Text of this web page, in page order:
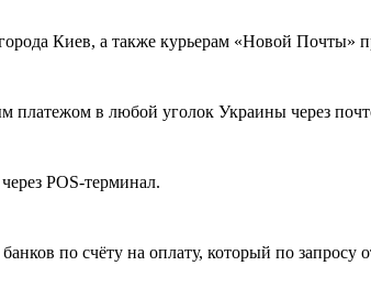
Киев, а также курьерам «Новой Почты»
платежом в любой уголок Украины через
POS-терминал.
по счёту на оплату, который по